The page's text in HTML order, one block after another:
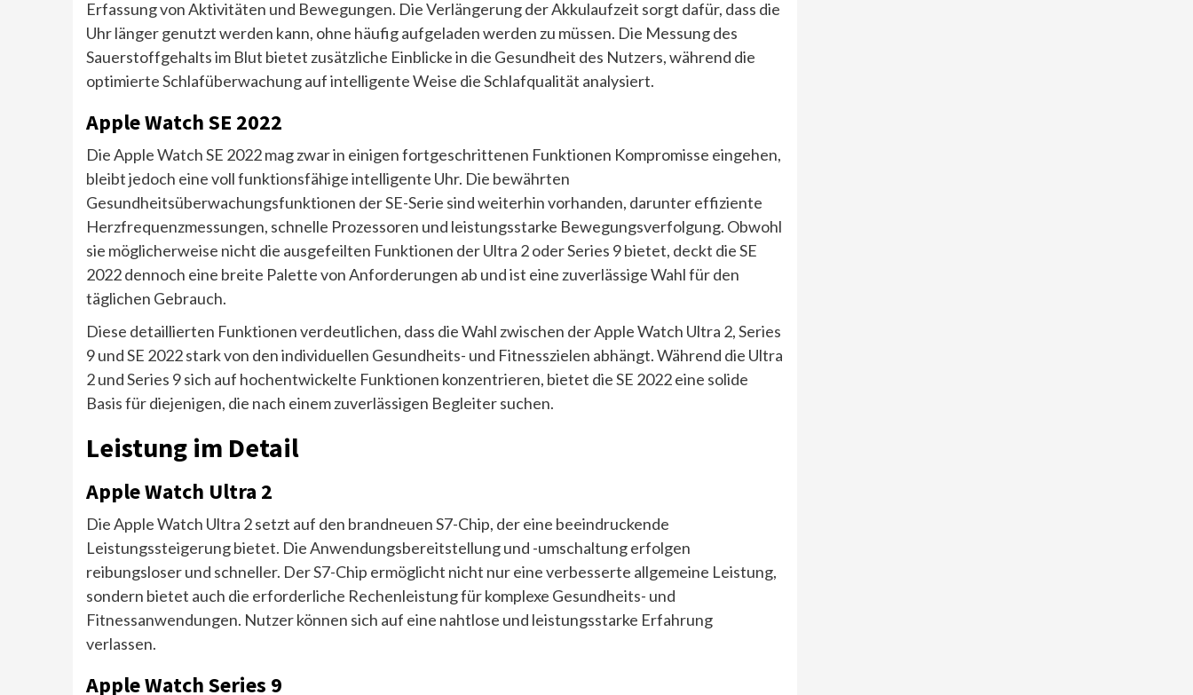
Erfassung von Aktivitäten und Bewegungen. Die Verlängerung der Akkulaufzeit sorgt dafür, dass die
Uhr länger genutzt werden kann, ohne häufig aufgeladen werden zu müssen. Die Messung des
Sauerstoffgehalts im Blut bietet zusätzliche Einblicke in die Gesundheit des Nutzers, während die
optimierte Schlafüberwachung auf intelligente Weise die Schlafqualität analysiert.
Apple Watch SE 2022
Die Apple Watch SE 2022 mag zwar in einigen fortgeschrittenen Funktionen Kompromisse eingehen,
bleibt jedoch eine voll funktionsfähige intelligente Uhr. Die bewährten
Gesundheitsüberwachungsfunktionen der SE-Serie sind weiterhin vorhanden, darunter effiziente
Herzfrequenzmessungen, schnelle Prozessoren und leistungsstarke Bewegungsverfolgung. Obwohl
sie möglicherweise nicht die ausgefeilten Funktionen der Ultra 2 oder Series 9 bietet, deckt die SE
2022 dennoch eine breite Palette von Anforderungen ab und ist eine zuverlässige Wahl für den
täglichen Gebrauch.
Diese detaillierten Funktionen verdeutlichen, dass die Wahl zwischen der Apple Watch Ultra 2, Series
9 und SE 2022 stark von den individuellen Gesundheits- und Fitnesszielen abhängt. Während die Ultra
2 und Series 9 sich auf hochentwickelte Funktionen konzentrieren, bietet die SE 2022 eine solide
Basis für diejenigen, die nach einem zuverlässigen Begleiter suchen.
Leistung im Detail
Apple Watch Ultra 2
Die Apple Watch Ultra 2 setzt auf den brandneuen S7-Chip, der eine beeindruckende
Leistungssteigerung bietet. Die Anwendungsbereitstellung und -umschaltung erfolgen
reibungsloser und schneller. Der S7-Chip ermöglicht nicht nur eine verbesserte allgemeine Leistung,
sondern bietet auch die erforderliche Rechenleistung für komplexe Gesundheits- und
Fitnessanwendungen. Nutzer können sich auf eine nahtlose und leistungsstarke Erfahrung
verlassen.
Apple Watch Series 9